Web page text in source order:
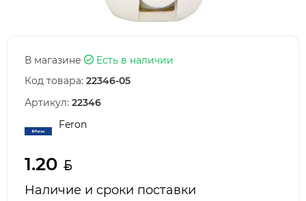
В магазине
Есть в наличии
Код товара: 22346-05
Артикул: 22346
Feron
1.20
Наличие и сроки поставки